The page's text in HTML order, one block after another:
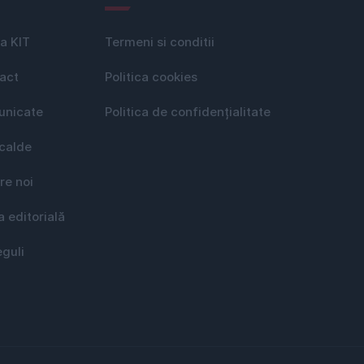
KIT
noi
editorială
Termeni si conditii
Politica cookies
Politica de confidențialitate